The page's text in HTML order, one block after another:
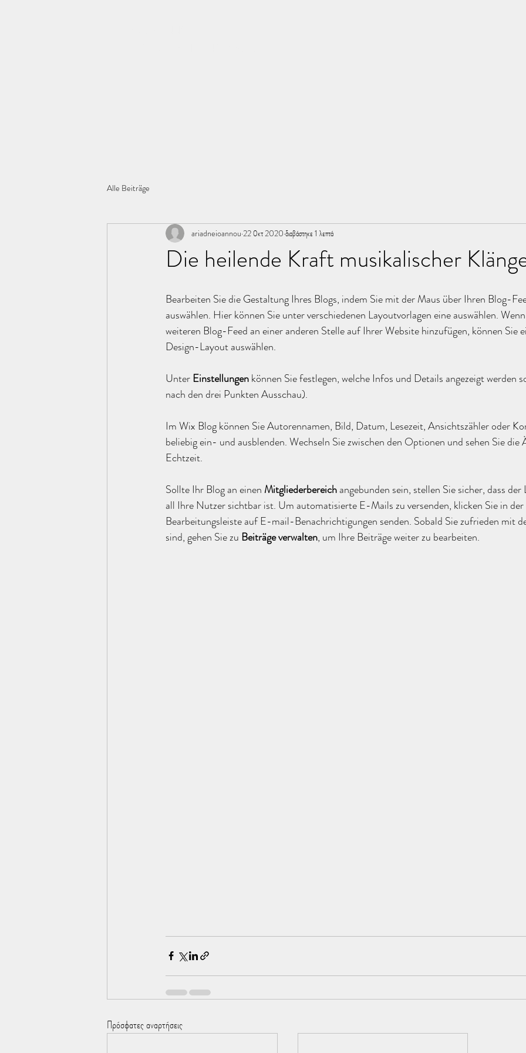
Alle Beiträge
Die heilende Kraft musikalischer
ariadneioannou 22 Οκτ 2020 διαβάστηκε 1 λεπτά
Bearbeiten Sie die Gestaltung Ihres Blogs, indem Sie mit der Maus über Ihren Blog-
auswählen. Hier können Sie unter verschiedenen Layoutvorlagen eine auswählen.
weiteren Blog-Feed an einer anderen Stelle auf Ihrer Website hinzufügen, können Sie
Design-Layout auswählen.
Unter Einstellungen können Sie festlegen, welche Infos und Details angezeigt werden
nach den drei Punkten Ausschau).
Im Wix Blog können Sie Autorennamen, Bild, Datum, Lesezeit, Ansichtszähler oder
beliebig ein- und ausblenden. Wechseln Sie zwischen den Optionen und sehen Sie die
Echtzeit.
Sollte Ihr Blog an einen Mitgliederbereich angebunden sein, stellen Sie sicher, dass
all Ihre Nutzer sichtbar ist. Um automatisierte E-Mails zu versenden, klicken Sie in der
Bearbeitungsleiste auf E-mail-Benachrichtigungen senden. Sobald Sie zufrieden mit
sind, gehen Sie zu Beiträge verwalten, um Ihre Beiträge weiter zu bearbeiten.
Πρόσφατες αναρτήσεις